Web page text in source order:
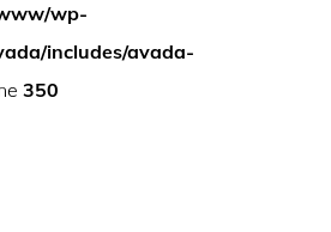
wp-
includes/avada-
350